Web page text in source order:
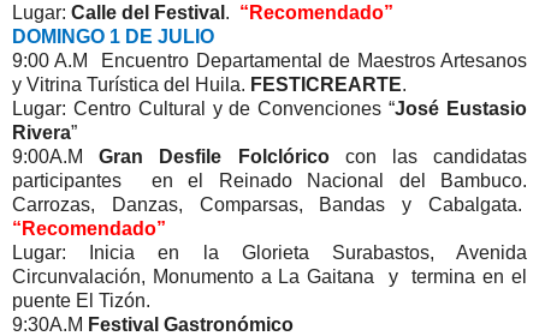
Lugar: Calle del Festival . “Recomendado”
DOMINGO 1 DE JULIO
9:00 A.M Encuentro Departamental de Maestros Artesanos
y Vitrina Turística del Huila. FESTICREARTE.
Lugar: Centro Cultural y de Convenciones “José Eustasio
Rivera”
9:00A.MGran Desfile Folclóricocon las candidatas
participantes en el Reinado Nacional del Bambuco.
Carrozas, Danzas, Comparsas, Bandas y Cabalgata.
“Recomendado”
Lugar: Inicia en la Glorieta Surabastos, Avenida
Circunvalación, Monumento a La Gaitana y termina en el
puente El Tizón.
9:30A.M Festival Gastronómico